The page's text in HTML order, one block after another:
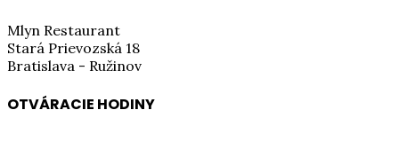
Mlyn Restaurant
Stará Prievozská 18
Bratislava - Ružinov
OTVÁRACIE HODINY